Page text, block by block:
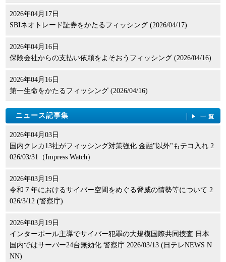
2026年04月17日
SBIネオトレード証券をかたるフィッシング (2026/04/17)
2026年04月16日
保険会社からの支払い依頼をよそおうフィッシング (2026/04/16)
2026年04月16日
第一生命をかたるフィッシング (2026/04/16)
ニュース記事集 一覧
2026年04月03日
国内クレカ13社がフィッシング対策強化 金融"以外"もテコ入れ 2
026/03/31（Impress Watch）
2026年03月19日
令和７年におけるサイバー空間をめぐる脅威の情勢等について 2
026/3/12 (警察庁)
2026年03月19日
インターポール主導でサイバー犯罪の大規模国際共同捜査 日本
国内ではサーバー24台無効化 警察庁 2026/03/13 (日テレNEWS N
NN)